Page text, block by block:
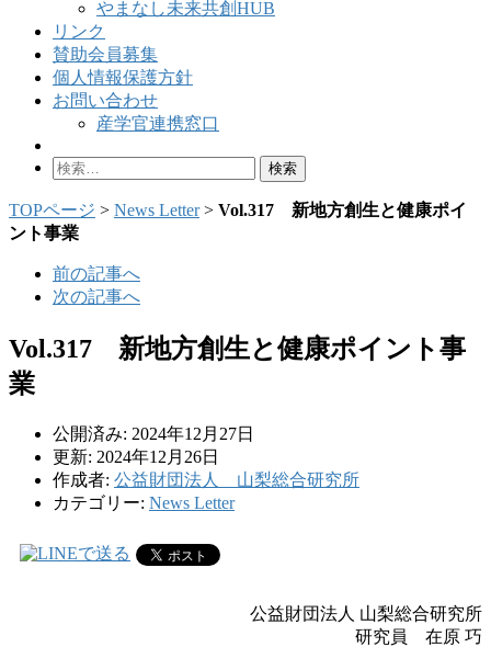
やまなし未来共創HUB
リンク
賛助会員募集
個人情報保護方針
お問い合わせ
産学官連携窓口
検
TOPページ > News Letter> Vol.317 新地方創生と健康ポイ
ント事業
前の記事へ
次の記事へ
Vol.317 新地方創生と健康ポイント事
業
公開済み: 2024年12月27日
更新: 2024年12月26日
作成者: 公益財団法人 山梨総合研究所
カテゴリー: News Letter
公益財団法人 山梨総合研究所
研究員 在原 巧